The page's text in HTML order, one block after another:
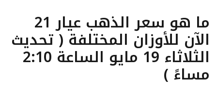
ما هو سعر الذهب عيار 21
الآن للأوزان المختلفة ( تحديث
الثلاثاء 19 مايو الساعة 2:10
مساءً )